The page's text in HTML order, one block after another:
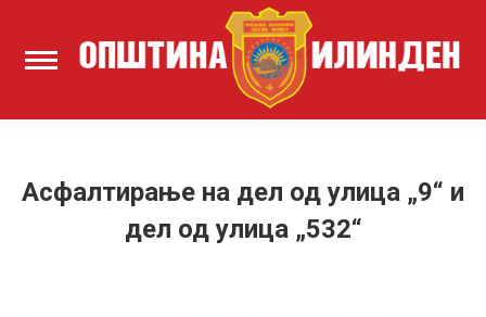
Асфалтирање на дел од улица „9“ и
дел од улица „532“